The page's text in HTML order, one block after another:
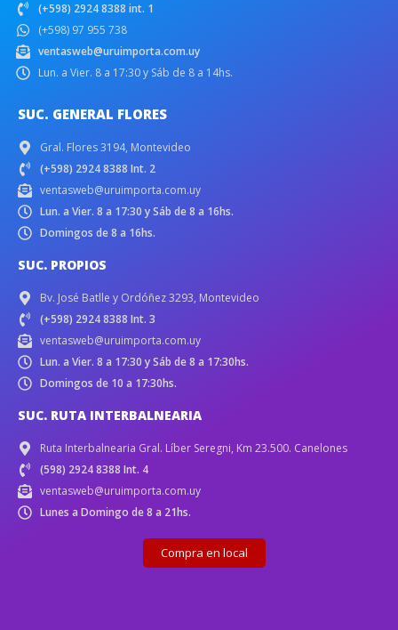
(+598) 2924 8388 int. 1
(+598) 97 955 738
ventasweb@uruimporta.com.uy
Lun. a Vier. 8 a 17:30 y Sáb de 8 a 14hs.
SUC. GENERAL FLORES
Gral. Flores 3194, Montevideo
(+598) 2924 8388 Int. 2
ventasweb@uruimporta.com.uy
Lun. a Vier. 8 a 17:30 y Sáb de 8 a 16hs.
Domingos de 8 a 16hs.
SUC. PROPIOS
Bv. José Batlle y Ordóñez 3293, Montevideo
(+598) 2924 8388 Int. 3
ventasweb@uruimporta.com.uy
Lun. a Vier. 8 a 17:30 y Sáb de 8 a 17:30hs.
Domingos de 10 a 17:30hs.
SUC. RUTA INTERBALNEARIA
Ruta Interbalnearia Gral. Líber Seregni, Km 23.500. Canelones
(598) 2924 8388 Int. 4
ventasweb@uruimporta.com.uy
Lunes a Domingo de 8 a 21hs.
Compra en local